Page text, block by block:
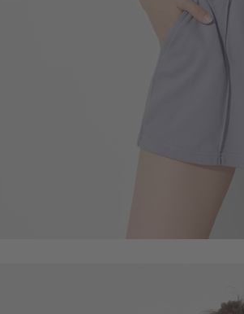
299 $ 350